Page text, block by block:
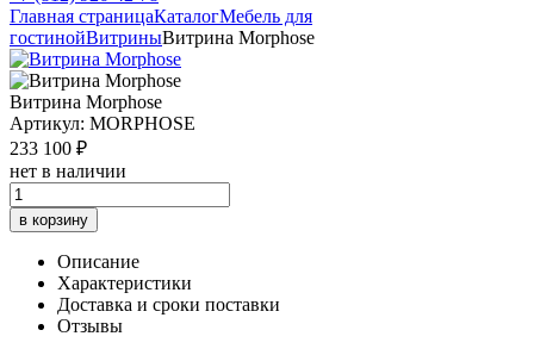
Главная страницаКаталогМебель для
гостинойВитриныВитрина Morphose
Витрина Morphose
Артикул: MORPHOSE
233 100 ₽
нет в наличии
в корзину
Описание
Характеристики
Доставка и сроки поставки
Отзывы